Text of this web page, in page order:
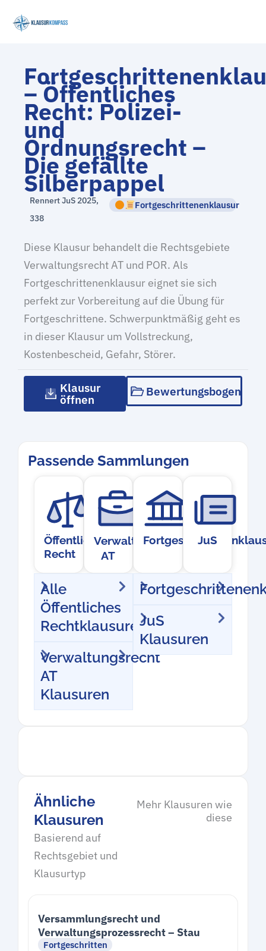
Inhalt
– Öffentliches
Recht: Polizei-
und
Ordnungsrecht –
Die gefällte
Silberpappel
Rennert JuS 2025,
338
Fortgeschrittenenklausur
Diese Klausur behandelt die Rechtsgebiete
Verwaltungsrecht AT und POR. Als
Fortgeschrittenenklausur eignet sie sich
perfekt zur Vorbereitung auf die Übung für
Fortgeschrittene. Schwerpunktmäßig geht es
in dieser Klausur um Vollstreckung,
Kostenbescheid, Gefahr, Störer.
Klausur
öffnen
Bewertungsbogen
Passende Sammlungen
Öffentliches
Recht
Verwaltungsrecht
AT
JuS
Alle
Öffentliches
Rechtklausuren
Verwaltungsrecht
AT
Klausuren
JuS
Klausuren
Ähnliche
Klausuren
Basierend auf
Rechtsgebiet und
Klausurtyp
Mehr Klausuren wie
diese
Versammlungsrecht und
Verwaltungsprozessrecht – Stau
Fortgeschritten